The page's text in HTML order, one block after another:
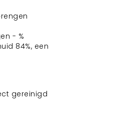
- %
84%, een
gereinigd